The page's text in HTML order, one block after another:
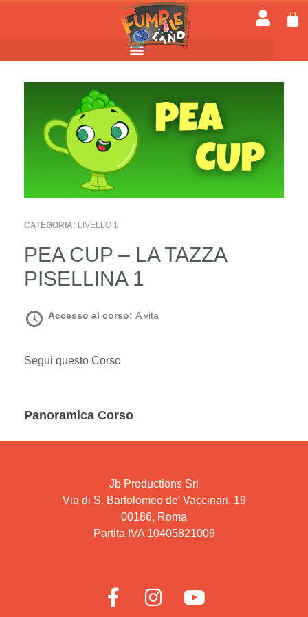
CATEGORIA: LIVELLO 1
PEA CUP – LA TAZZA
PISELLINA 1
Accesso al corso: A vita
Segui questo Corso
Panoramica Corso
Jb Productions Srl
Via di S. Bartolomeo de’ Vaccinari, 19
00186, Roma
Partita IVA 10405821009